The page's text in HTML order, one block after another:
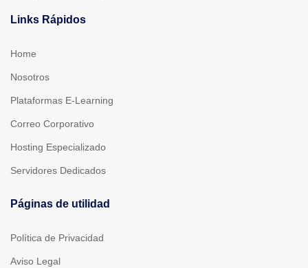
Links Rápidos
Home
Nosotros
Plataformas E-Learning
Correo Corporativo
Hosting Especializado
Servidores Dedicados
Páginas de utilidad
Política de Privacidad
Aviso Legal